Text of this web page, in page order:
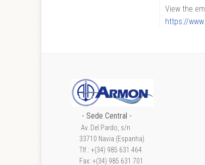
View the
https://
- Sede Central -
Av. Del Pardo, s/n
33710 Navia (Espanha)
Tlf.: +(34) 985 631 464
Fax: +(34) 985 631 701